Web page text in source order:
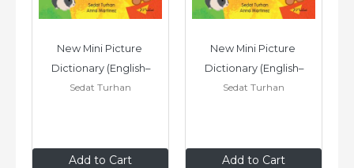
Add to Cart
New Mini Picture
Dictionary (English–
Turkish)
Sedat Turhan
$9.99 Add to Cart
New Mini Picture
Dictionary (English–
Spanish)
Sedat Turhan
$9.99